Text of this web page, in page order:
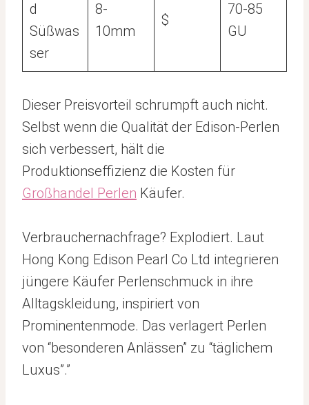
d
Süßwas
ser
8-
10mm
$
70-85
GU
Dieser Preisvorteil schrumpft auch nicht.
Selbst wenn die Qualität der Edison-Perlen
sich verbessert, hält die
Produktionseffizienz die Kosten für
Großhandel Perlen Käufer.
Verbrauchernachfrage? Explodiert. Laut
Hong Kong Edison Pearl Co Ltd integrieren
jüngere Käufer Perlenschmuck in ihre
Alltagskleidung, inspiriert von
Prominentenmode. Das verlagert Perlen
von “besonderen Anlässen” zu “täglichem
Luxus”.”